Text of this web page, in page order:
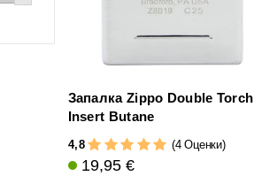
Запалка Zippo Double Torch
Insert Butane
4,8 (4 Оценки)
19,95 €